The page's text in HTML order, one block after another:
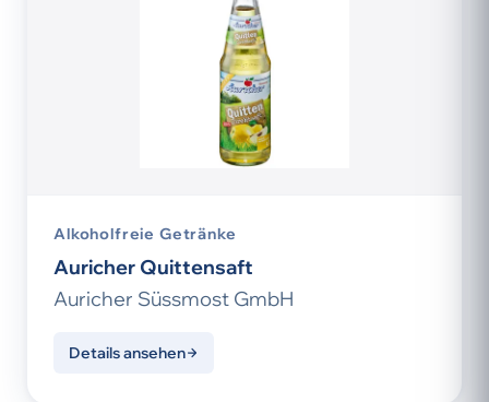
Alkoholfreie Getränke
Auricher Quittensaft
Auricher Süssmost GmbH
Details ansehen